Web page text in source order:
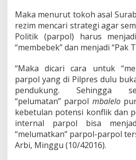
g
a
r
a
h
d
a
T
o
a
i
t
Maka menurut tokoh asal
rezim mencari strategi agar
Politik (parpol) harus
“membebek” dan menjadi “Pak
“Maka dicari cara untuk
parpol yang di Pilpres dulu
pendukung. Sehingga
“pelumatan” parpol mbalelo
kebetulan potensi konflik dan
internal parpol bisa
“melumatkan” parpol-parpol
Arbi, Minggu (10/42016).